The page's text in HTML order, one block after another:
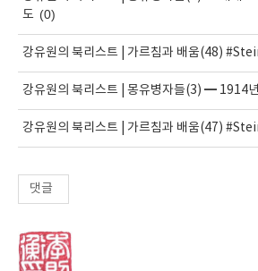
도 (0)
강유원의 북리스트 | 가르침과 배움(48)
강유원의 북리스트 | 몽유병자들(3) ━ 1914
강유원의 북리스트 | 가르침과 배움(47)
댓글